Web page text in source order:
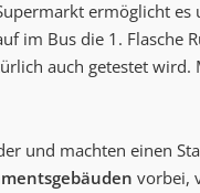
ermöglicht es
im Bus die 1. Flasche
auch getestet wird.
und machten einen
vorbei,